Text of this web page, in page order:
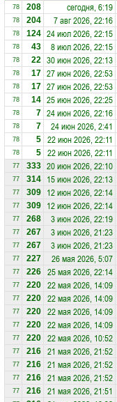
78 208 сегодня, 6:19
78 204 7 авг 2026, 22:16
78 124 24 июл 2026, 22:15
78 43 8 июл 2026, 22:15
78 22 30 июн 2026, 22:13
78 17 27 июн 2026, 22:53
78 17 27 июн 2026, 22:53
78 14 25 июн 2026, 22:25
78 7 24 июн 2026, 22:16
78 7 24 июн 2026, 2:41
78 5 22 июн 2026, 22:11
78 5 22 июн 2026, 22:11
77 333 20 июн 2026, 22:10
77 314 15 июн 2026, 22:13
77 309 12 июн 2026, 22:14
77 309 12 июн 2026, 22:14
77 268 3 июн 2026, 22:19
77 267 3 июн 2026, 21:23
77 267 3 июн 2026, 21:23
77 227 26 мая 2026, 5:07
77 226 25 мая 2026, 22:14
77 220 22 мая 2026, 14:09
77 220 22 мая 2026, 14:09
77 220 22 мая 2026, 14:09
77 220 22 мая 2026, 14:09
77 220 22 мая 2026, 10:52
77 216 21 мая 2026, 21:52
77 216 21 мая 2026, 21:52
77 216 21 мая 2026, 21:52
77 216 21 мая 2026, 21:51